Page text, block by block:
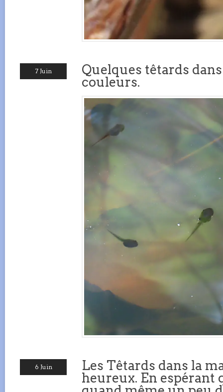
7 Juin
Quelques têtards
couleurs.
6 Juin
Les Têtards dans la
heureux. En espérant